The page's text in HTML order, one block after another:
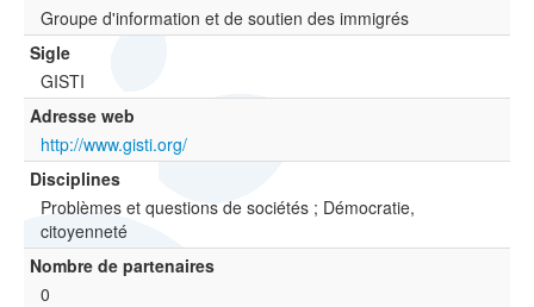
?
Groupe d'information et de soutien des immigrés
Sigle
GISTI
Adresse web
http://www.gisti.org/
Disciplines
Problèmes et questions de sociétés ; Démocratie,
citoyenneté
Nombre de partenaires
0